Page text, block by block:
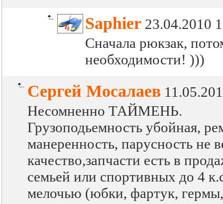
Saphier 23.04.2010
Сначала рюкзак,
необходимости! )))
Сергей Мосалаев
Несомненно ТАЙМЕНЬ.
Грузоподьемность убойная,
манеренность, парусность не
качество,запчасти есть в
семьей или спортивных до 4
мелочью (юбки, фартук,